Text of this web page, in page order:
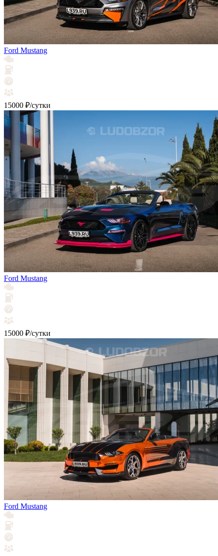
Ford Mustang
15000 ₽/сутки
Ford Mustang
15000 ₽/сутки
Ford Mustang